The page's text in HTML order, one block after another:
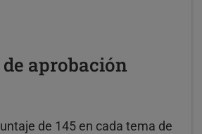
aprobación
de 145 en cada tema de